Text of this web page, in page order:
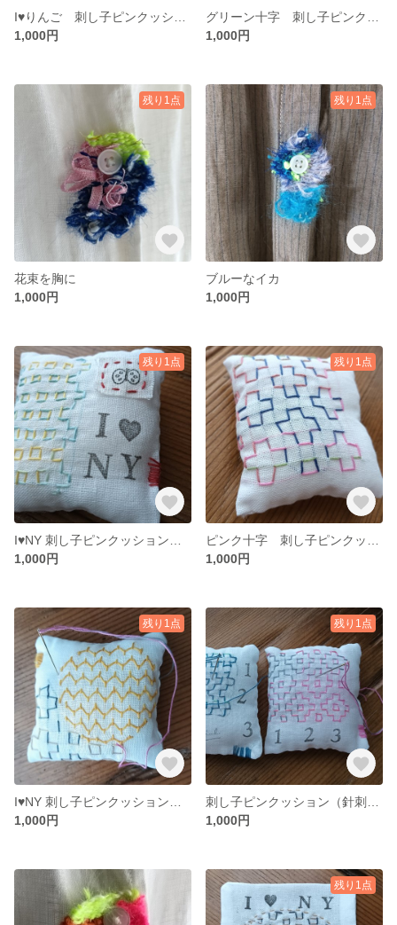
1,000円
1,000円
残り1点
花束を胸に
1,000円
残り1点
ブルーなイカ
1,000円
残り1点
1,000円
残り1点
1,000円
残り1点
1,000円
残り1点
1,000円
残り1点